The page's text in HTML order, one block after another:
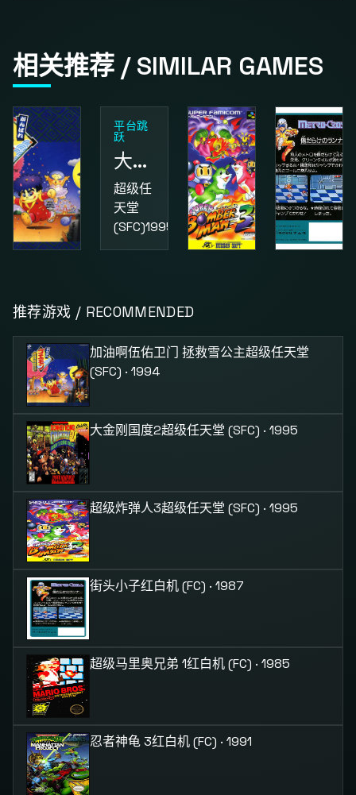
相关推荐 / SIMILAR GAMES
超级任
天堂
(SFC)1994
平台跳
跃
大金刚国度2
超级任
天堂
(SFC)1995
天堂
(SFC)1995
(FC)1987
推荐游戏 / RECOMMENDED
加油啊伍佑卫门 拯救雪公主超级任天堂
(SFC) · 1994
大金刚国度2超级任天堂 (SFC) · 1995
超级炸弹人3超级任天堂 (SFC) · 1995
街头小子红白机 (FC) · 1987
超级马里奥兄弟 1红白机 (FC) · 1985
忍者神龟 3红白机 (FC) · 1991